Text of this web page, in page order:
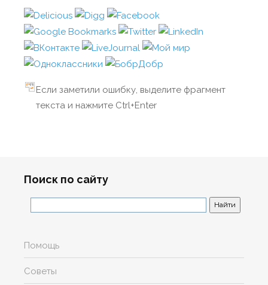
Если заметили ошибку, выделите фрагмент
текста и нажмите Ctrl+Enter
Поиск по сайту
Помощь
Советы